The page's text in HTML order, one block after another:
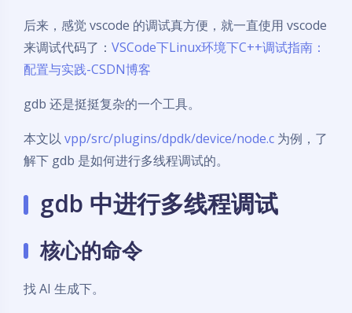
后来，感觉 vscode 的调试真方便，就一直使用 vscode
来调试代码了： VSCode下Linux环境下C++调试指南：
配置与实践-CSDN博客
gdb 还是挺挺复杂的一个工具。
本文以 vpp/src/plugins/dpdk/device/node.c 为例，了
解下 gdb 是如何进行多线程调试的。
gdb 中进行多线程调试
核心的命令
找 AI 生成下。